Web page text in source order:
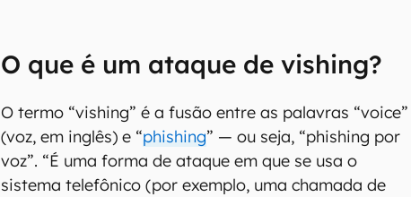
O que é um ataque de vishing?
O termo “vishing” é a fusão entre as palavras “voice”
(voz, em inglês) e “phishing” — ou seja, “phishing por
voz”. “É uma forma de ataque em que se usa o
sistema telefônico (por exemplo, uma chamada de